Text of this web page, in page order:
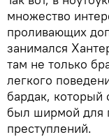
множество
проливающих
занимался
там не только
легкого
бардак, который
был ширмой для
преступлений.